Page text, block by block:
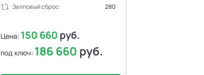
Залповый сброс:
280
Цена: 150 660 руб.
под ключ: 186 660 руб.